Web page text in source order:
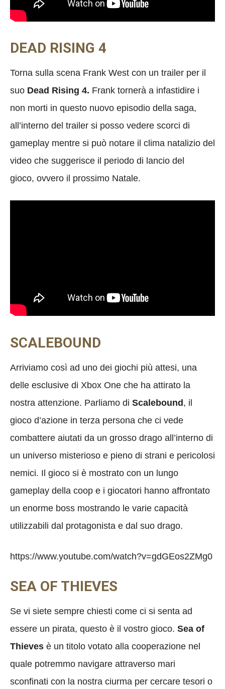
DEAD RISING 4
Torna sulla scena Frank West con un trailer per il
suo Dead Rising 4. Frank tornerà a infastidire i
non morti in questo nuovo episodio della saga,
all’interno del trailer si posso vedere scorci di
gameplay mentre si può notare il clima natalizio del
video che suggerisce il periodo di lancio del
gioco, ovvero il prossimo Natale.
SCALEBOUND
Arriviamo così ad uno dei giochi più attesi, una
delle esclusive di Xbox One che ha attirato la
nostra attenzione. Parliamo di Scalebound, il
gioco d’azione in terza persona che ci vede
combattere aiutati da un grosso drago all’interno di
un universo misterioso e pieno di strani e pericolosi
nemici. Il gioco si è mostrato con un lungo
gameplay della coop e i giocatori hanno affrontato
un enorme boss mostrando le varie capacità
utilizzabili dal protagonista e dal suo drago.
https://www.youtube.com/watch?v=gdGEos2ZMg0
SEA OF THIEVES
Se vi siete sempre chiesti come ci si senta ad
essere un pirata, questo è il vostro gioco. Sea of
Thieves è un titolo votato alla cooperazione nel
quale potremmo navigare attraverso mari
sconfinati con la nostra ciurma per cercare tesori o